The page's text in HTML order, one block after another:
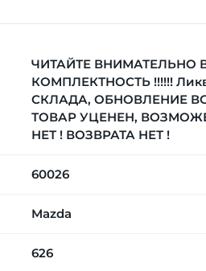
ЧИТАЙТЕ ВНИМАТЕЛЬНО
КОМПЛЕКТНОСТЬ !!!!!!
СКЛАДА, ОБНОВЛЕНИЕ
ТОВАР УЦЕНЕН,
НЕТ ! ВОЗВРАТА НЕТ !
60026
Mazda
626